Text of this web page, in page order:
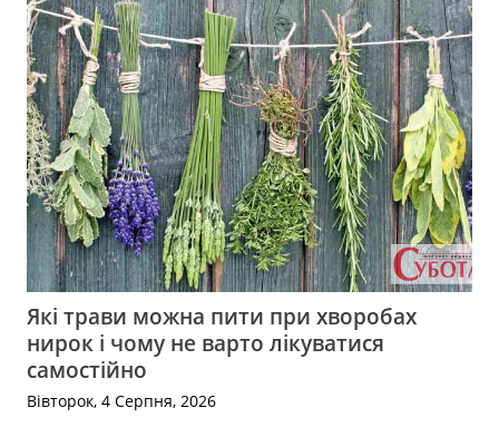
Які трави можна пити при хворобах
нирок і чому не варто лікуватися
самостійно
Вівторок, 4 Серпня, 2026